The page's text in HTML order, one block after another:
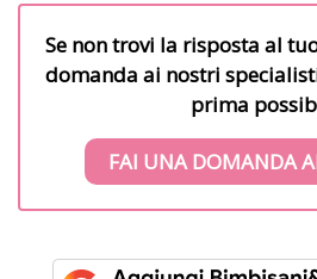
Se non trovi la risposta al
domanda ai nostri
prima
FAI UNA DOMANDA